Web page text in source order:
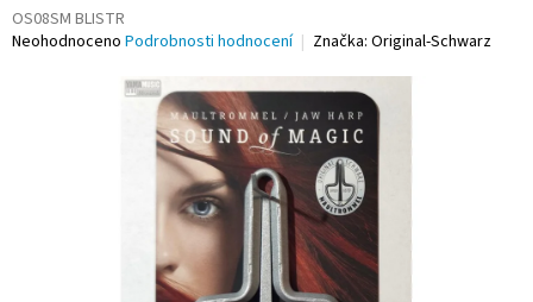
OS08SM BLISTR
Průměrné
Neohodnoceno Podrobnosti hodnocení Značka: Original-Schwarz